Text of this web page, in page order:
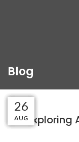
Blog
Exploring
27
AUG
27
AUG
27
AUG
27
AUG
26
AUG
26
AUG